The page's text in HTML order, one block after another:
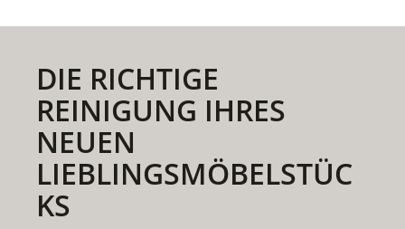
DIE RICHTIGE
REINIGUNG IHRES
NEUEN
LIEBLINGSMÖBELSTÜC
KS